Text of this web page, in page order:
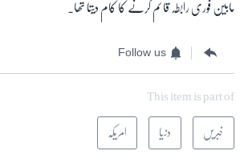
مابین فوری رابطہ قائم کرنے کا کام دیتا تھا۔
Follow us
This item is part of
خبریں دنیا امریکہ